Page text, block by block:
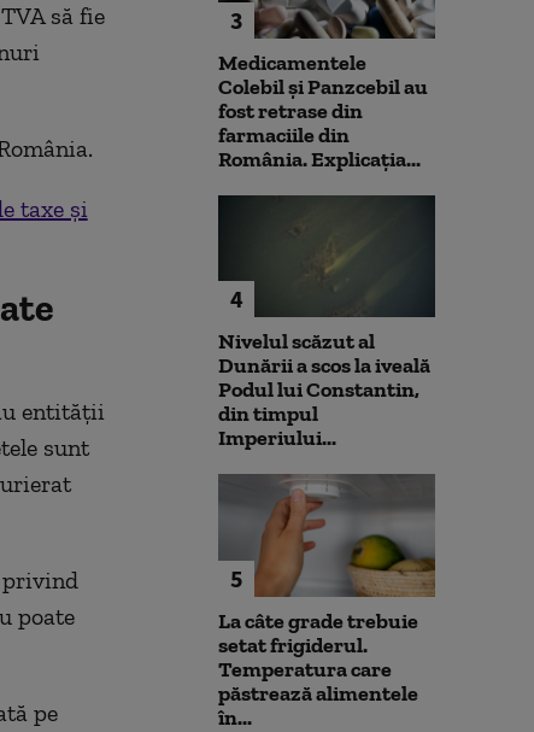
să fie
taxe și
entității
sunt
privind
poate
pe
3
Medicamentele
Colebil și Panzcebil au
fost retrase din
farmaciile din
România. Explicația...
4
Nivelul scăzut al
Dunării a scos la iveală
Podul lui Constantin,
din timpul
Imperiului...
5
La câte grade trebuie
setat frigiderul.
Temperatura care
păstrează alimentele
în...